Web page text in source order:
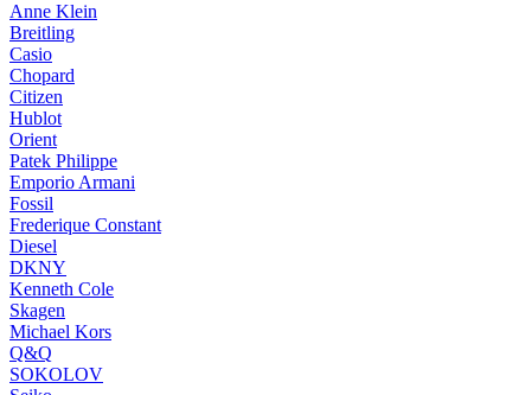
Anne Klein
Breitling
Casio
Chopard
Citizen
Hublot
Orient
Patek Philippe
Emporio Armani
Fossil
Frederique Constant
Diesel
DKNY
Kenneth Cole
Skagen
Michael Kors
Q&Q
SOKOLOV